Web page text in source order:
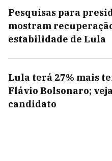
Pesquisas para
mostram
estabilidade de Lula
Lula terá 27% mais
Flávio Bolsonaro;
candidato